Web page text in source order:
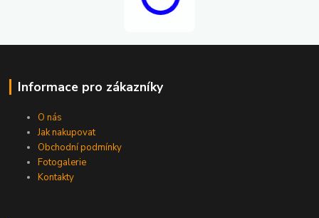
Informace pro zákazníky
O nás
Jak nakupovat
Obchodní podmínky
Fotogalerie
Kontakty